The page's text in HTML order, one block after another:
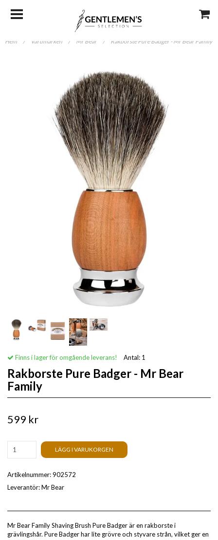
Hem / Varumärken / Mr Bear / Rakborste Pure Badger - Mr Bear Family
Finns i lager för omgående leverans! Antal: 1
Rakborste Pure Badger - Mr Bear
Family
599 kr
LÄGG I VARUKORGEN
Artikelnummer:902572
Leverantör:Mr Bear
Mr Bear Family Shaving Brush Pure Badger är en rakborste i
grävlingshår. Pure Badger har lite grövre och styvare strån, vilket ger en